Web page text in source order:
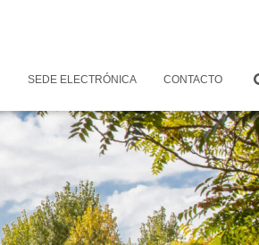
SEDE ELECTRÓNICA CONTACTO